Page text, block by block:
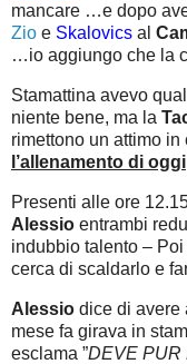
mancare …e dopo
Zio e Skalovics al
…io aggiungo che la
Stamattina avevo
niente bene, ma la
rimettono un attimo in
l’allenamento di oggi
Presenti alle ore
Alessio entrambi
indubbio talento –
cerca di scaldarlo e
Alessio dice di avere
mese fa girava in
esclama ”DEVE PUR